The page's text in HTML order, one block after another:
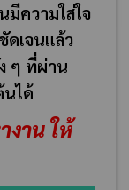
มีความใส่ใจ
เจนแล้ว
ๆ ที่ผ่าน
นได้
งาน ให้